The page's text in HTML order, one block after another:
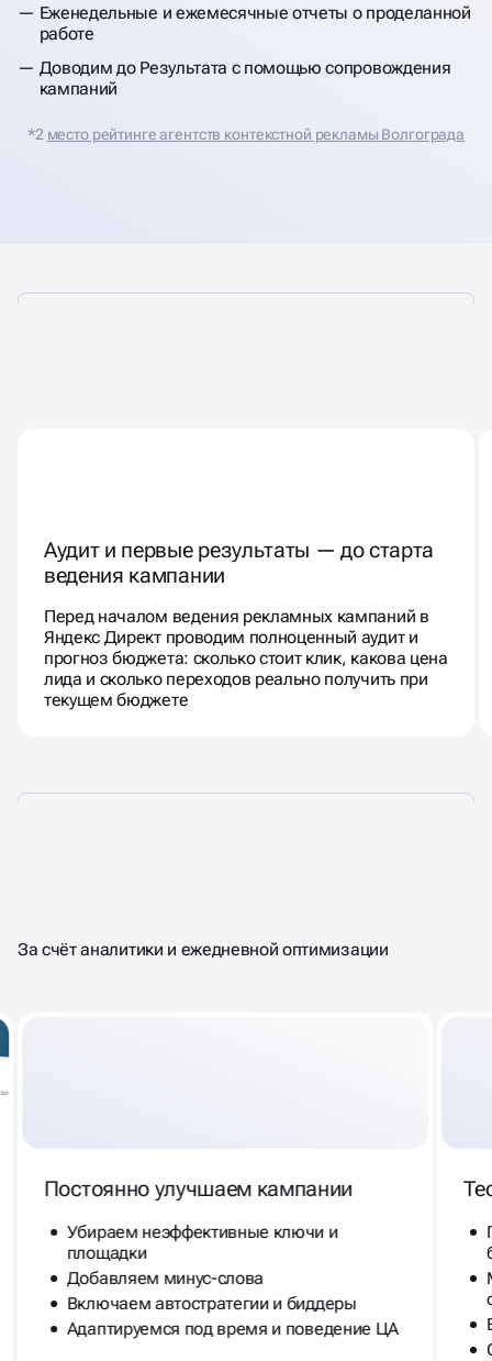
Еженедельные и ежемесячные отчеты о проделанной
работе
Доводим до Результата с помощью сопровождения
кампаний
*2 место рейтинге агентств контекстной рекламы Волгограда
Аудит и первые результаты — до старта
ведения кампании
Перед началом ведения рекламных кампаний в
Яндекс Директ проводим полноценный аудит и
прогноз бюджета: сколько стоит клик, какова цена
лида и сколько переходов реально получить при
текущем бюджете
НА
За счёт аналитики и ежедневной оптимизации
Постоянно улучшаем кампании
Убираем неэффективные ключи и
площадки
Добавляем минус-слова
Включаем автостратегии и биддеры
Адаптируемся под время и поведение ЦА